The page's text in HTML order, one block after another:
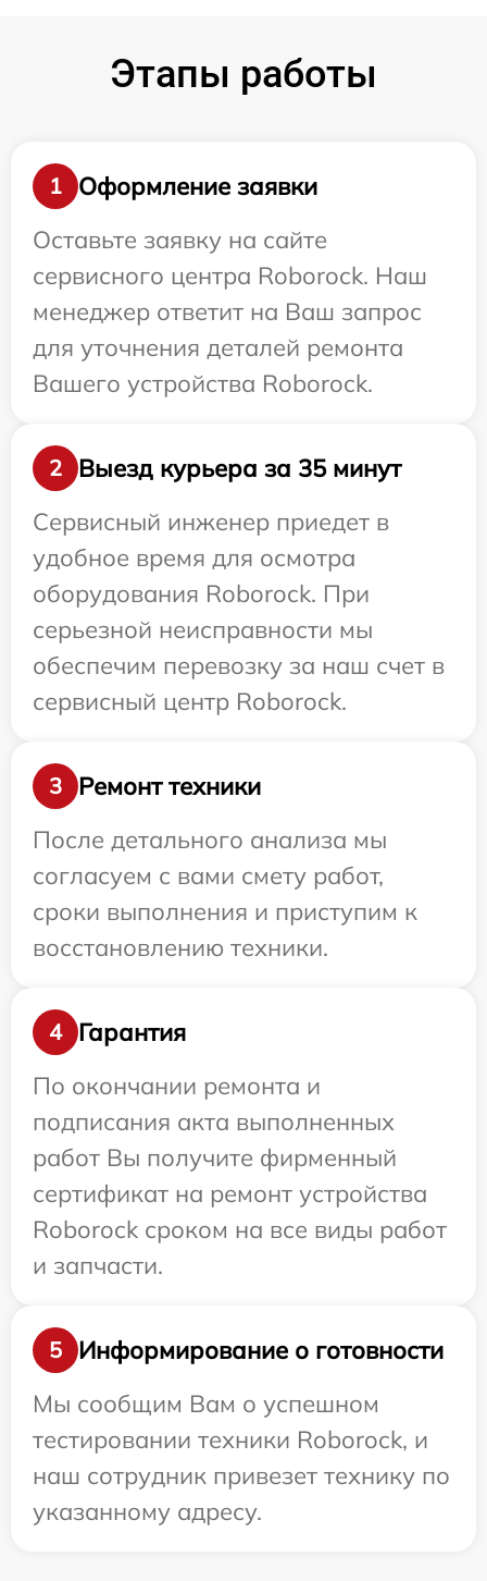
Этапы работы
1
Оформление заявки
Оставьте заявку на сайте
сервисного центра Roborock. Наш
менеджер ответит на Ваш запрос
для уточнения деталей ремонта
Вашего устройства Roborock.
2
Выезд курьера за 35 минут
Сервисный инженер приедет в
удобное время для осмотра
оборудования Roborock. При
серьезной неисправности мы
обеспечим перевозку за наш счет в
сервисный центр Roborock.
3
Ремонт техники
После детального анализа мы
согласуем с вами смету работ,
сроки выполнения и приступим к
восстановлению техники.
4
Гарантия
По окончании ремонта и
подписания акта выполненных
работ Вы получите фирменный
сертификат на ремонт устройства
Roborock сроком на все виды работ
и запчасти.
5
Информирование о готовности
Мы сообщим Вам о успешном
тестировании техники Roborock, и
наш сотрудник привезет технику по
указанному адресу.